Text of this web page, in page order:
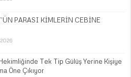
PARASI KİMLERİN CEBİNE
Tek Tip Gülüş Yerine Kişiye
Öne Çıkıyor